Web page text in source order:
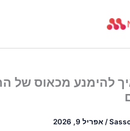
להימנע מכאוס של
/אפריל 9, 2026